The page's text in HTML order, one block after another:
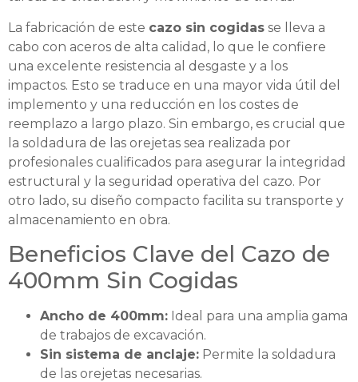
La fabricación de este cazo sin cogidas se lleva a
cabo con aceros de alta calidad, lo que le confiere
una excelente resistencia al desgaste y a los
impactos. Esto se traduce en una mayor vida útil del
implemento y una reducción en los costes de
reemplazo a largo plazo. Sin embargo, es crucial que
la soldadura de las orejetas sea realizada por
profesionales cualificados para asegurar la integridad
estructural y la seguridad operativa del cazo. Por
otro lado, su diseño compacto facilita su transporte y
almacenamiento en obra.
Beneficios Clave del Cazo de
400mm Sin Cogidas
Ancho de 400mm: Ideal para una amplia gama
de trabajos de excavación.
Sin sistema de anclaje: Permite la soldadura
de las orejetas necesarias.